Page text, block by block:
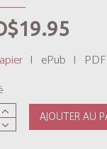
| ePub | PDF
AJOUTER AU